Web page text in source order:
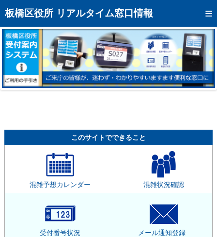
板橋区役所 リアルタイム窓口情報
トップページへ
混雑予想カレンダー
リアルタイム混雑状況
リアルタイム受付番号状況
メール通知登録
モバイルサイト
区役所フロアマップ
このサイトでできること
混雑予想カレンダー 混雑状況確認
受付番号状況 メール通知登録